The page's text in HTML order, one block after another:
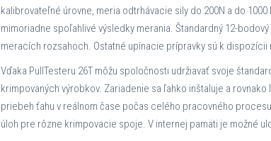
kalibrovateľné úrovne, meria odtrhávacie sily do 200N a do
mimoriadne spoľahlivé výsledky merania. Štandardný 12-
meracích rozsahoch. Ostatné upínacie prípravky sú k
Vďaka PullTesteru 26T môžu spoločnosti udržiavať svoje
krimpovaných výrobkov. Zariadenie sa ľahko inštaluje a
priebeh ťahu v reálnom čase počas celého pracovného
úloh pre rôzne krimpovacie spoje. V internej pamäti je možné